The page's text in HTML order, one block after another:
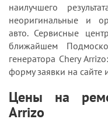
наилучшего
неоригинальные и
авто. Сервисные
ближайшем
генератора Chery
форму заявки на сайте
Цены на
Arrizo